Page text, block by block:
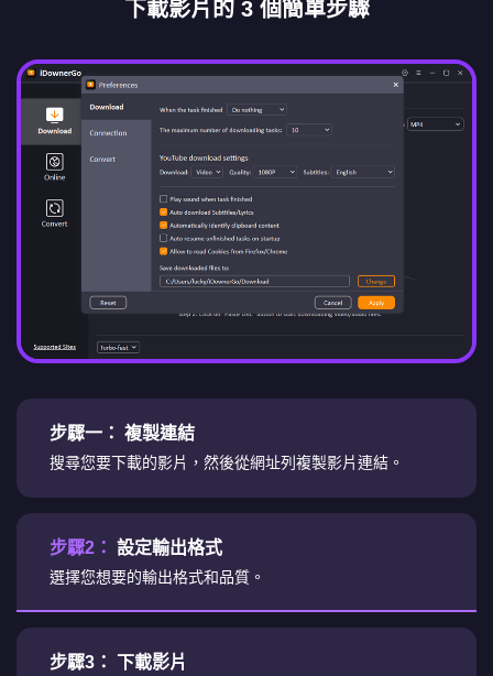
下載影片的 3 個簡單步驟
步驟一： 複製連結
搜尋您要下載的影片，然後從網址列複製影片連結。
步驟2： 設定輸出格式
選擇您想要的輸出格式和品質。
步驟3： 下載影片